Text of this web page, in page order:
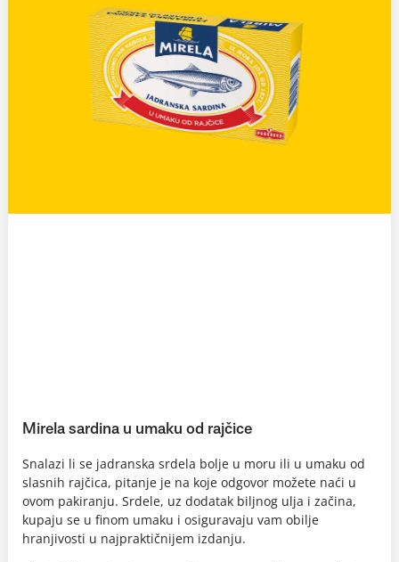
Mirela sardina u umaku od rajčice
Snalazi li se jadranska srdela bolje u moru ili u umaku od
slasnih rajčica, pitanje je na koje odgovor možete naći u
ovom pakiranju. Srdele, uz dodatak biljnog ulja i začina,
kupaju se u finom umaku i osiguravaju vam obilje
hranjivosti u najpraktičnijem izdanju.